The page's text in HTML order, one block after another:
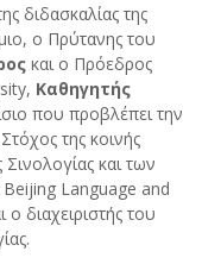
διδασκαλίας της
ο Πρύτανης του
και ο Πρόεδρος
Καθηγητής
που προβλέπει την
της κοινής
και των
Language and
διαχειριστής του